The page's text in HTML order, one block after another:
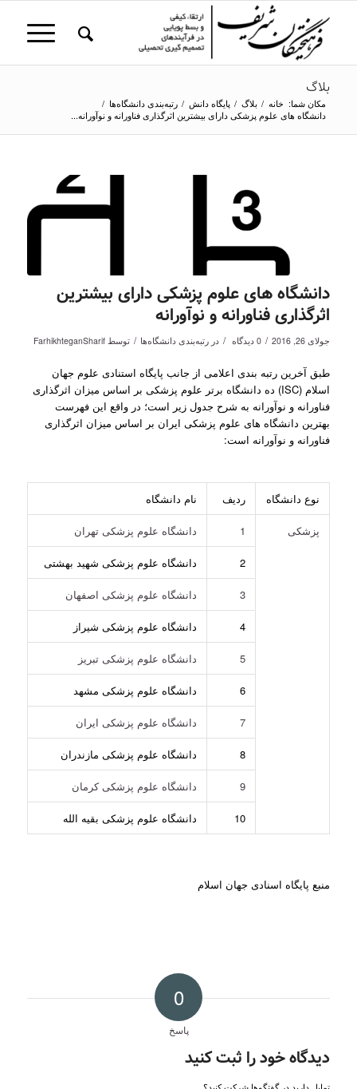
بلاگ
مکان شما: خانه / بلاگ / پایگاه دانش / رتبه‌بندی دانشگاه‌ها /
دانشگاه های علوم پزشکی دارای بیشترین اثرگذاری فناورانه و نوآورانه...
دانشگاه های علوم پزشکی دارای بیشترین
اثرگذاری فناورانه و نوآورانه
جولای 26, 2016 / 0 دیدگاه / در رتبه‌بندی دانشگاه‌ها / توسط FarhikhteganSharif
طبق آخرین رتبه بندی اعلامی از جانب پایگاه استنادی علوم جهان
اسلام (ISC) ده دانشگاه برتر علوم پزشکی بر اساس میزان اثرگذاری
فناورانه و نوآورانه به شرح جدول زیر است؛ در واقع این فهرست
بهترین دانشگاه های علوم پزشکی ایران بر اساس میزان اثرگذاری
فناورانه و نوآورانه است:
نوع دانشگاه ردیف نام دانشگاه
پزشکی 1 دانشگاه علوم پزشکی تهران
2 دانشگاه علوم پزشکی شهید بهشتی
3 دانشگاه علوم پزشکی اصفهان
4 دانشگاه علوم پزشکی شیراز
5 دانشگاه علوم پزشکی تبریز
6 دانشگاه علوم پزشکی مشهد
7 دانشگاه علوم پزشکی ایران
8 دانشگاه علوم پزشکی مازندران
9 دانشگاه علوم پزشکی کرمان
10 دانشگاه علوم پزشکی بقیه الله
منبع پایگاه اسنادی جهان اسلام
0
پاسخ
دیدگاه خود را ثبت کنید